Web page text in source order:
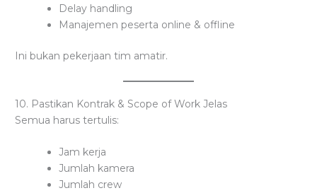
Delay handling
Manajemen peserta online & offline
Ini bukan pekerjaan tim amatir.
10. Pastikan Kontrak & Scope of Work Jelas
Semua harus tertulis:
Jam kerja
Jumlah kamera
Jumlah crew